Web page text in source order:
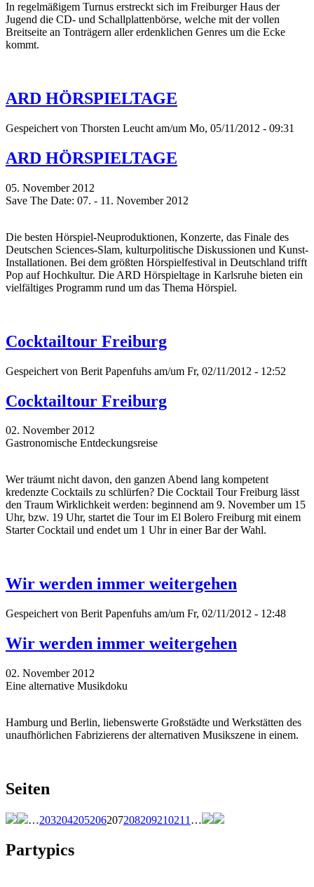
In regelmäßigem Turnus erstreckt sich im Freiburger Haus der
Jugend die CD- und Schallplattenbörse, welche mit der vollen
Breitseite an Tonträgern aller erdenklichen Genres um die Ecke
kommt.
ARD HÖRSPIELTAGE
Gespeichert von Thorsten Leucht am/um Mo, 05/11/2012 - 09:31
ARD HÖRSPIELTAGE
05. November 2012
Save The Date: 07. - 11. November 2012
Die besten Hörspiel-Neuproduktionen, Konzerte, das Finale des
Deutschen Sciences-Slam, kulturpolitische Diskussionen und Kunst-
Installationen. Bei dem größten Hörspielfestival in Deutschland trifft
Pop auf Hochkultur. Die ARD Hörspieltage in Karlsruhe bieten ein
vielfältiges Programm rund um das Thema Hörspiel.
Cocktailtour Freiburg
Gespeichert von Berit Papenfuhs am/um Fr, 02/11/2012 - 12:52
Cocktailtour Freiburg
02. November 2012
Gastronomische Entdeckungsreise
Wer träumt nicht davon, den ganzen Abend lang kompetent
kredenzte Cocktails zu schlürfen? Die Cocktail Tour Freiburg lässt
den Traum Wirklichkeit werden: beginnend am 9. November um 15
Uhr, bzw. 19 Uhr, startet die Tour im El Bolero Freiburg mit einem
Starter Cocktail und endet um 1 Uhr in einer Bar der Wahl.
Wir werden immer weitergehen
Gespeichert von Berit Papenfuhs am/um Fr, 02/11/2012 - 12:48
Wir werden immer weitergehen
02. November 2012
Eine alternative Musikdoku
Hamburg und Berlin, liebenswerte Großstädte und Werkstätten des
unaufhörlichen Fabrizierens der alternativen Musikszene in einem.
Seiten
…203204205206207208209210211 …
Partypics